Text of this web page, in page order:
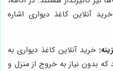
آنلاین کاغذ دیواری اشاره
خرید آنلاین کاغذ دیواری به
بدون نیاز به خروج از منزل و